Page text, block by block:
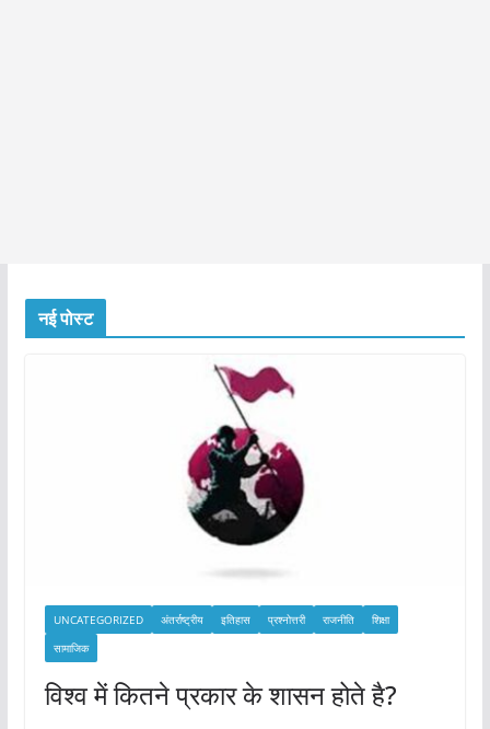
नई पोस्ट
UNCATEGORIZED अंतर्राष्ट्रीय इतिहास प्रश्नोत्तरी राजनीति
शिक्षा
सामाजिक
विश्व में कितने प्रकार के शासन होते है?